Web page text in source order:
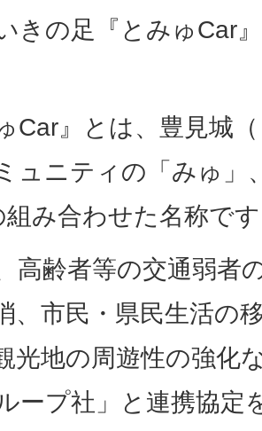
きの足『とみゅCar
Car』とは、豊見城
ュニティの「みゅ」
組み合わせた名称で
高齢者等の交通弱者
、市民・県民生活の
光地の周遊性の強化
ープ社」と連携協定